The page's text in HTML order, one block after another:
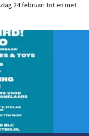
24 februari tot en met